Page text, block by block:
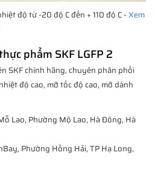
độ từ -20 độ C đến + 110 độ C -Xem
phẩm SKF LGFP 2
SKF chính hãng, chuyên phân phối
độ cao, mỡ tốc độ cao, mỡ dành
Lao, Phường Mộ Lao, Hà Đông, Hà
Phường Hồng Hải, TP Hạ Long,